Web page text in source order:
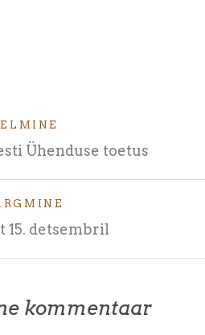
Ühenduse toetus
15. detsembril
kommentaar